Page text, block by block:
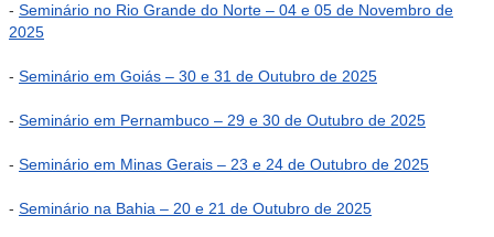
- Seminário no Rio Grande do Norte – 04 e 05 de Novembro de
2025
- Seminário em Goiás – 30 e 31 de Outubro de 2025
- Seminário em Pernambuco – 29 e 30 de Outubro de 2025
- Seminário em Minas Gerais – 23 e 24 de Outubro de 2025
- Seminário na Bahia – 20 e 21 de Outubro de 2025